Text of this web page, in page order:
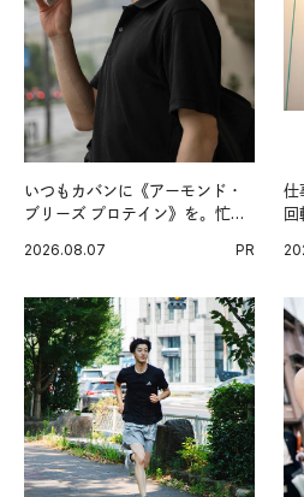
いつもカバンに《アーモンド・
ブリーズ プロテイン》を。忙し
グ習慣。
2026.08.07 PR
仕
回